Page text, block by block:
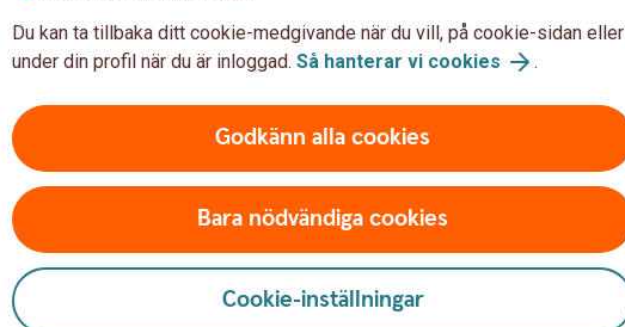
att Bull & Bear är hävstångsprodukter
såväl positiva som negativa. Om
till din tro riskerar du att förlora hela eller
marknadsrisk uppstår dessutom när
öppen för handel men marknadsplatsen för Bull
nedan.
emitterade av Swedbank. Det betyder
en kreditrisk på Swedbank. Med kreditrisk
Du kan ta tillbaka ditt cookie-medgivande när du vill, på cookie-sidan eller
under din profil när du är inloggad. Så hanterar vi cookies .
Godkänn alla cookies
Bara nödvändiga cookies
Cookie-inställningar